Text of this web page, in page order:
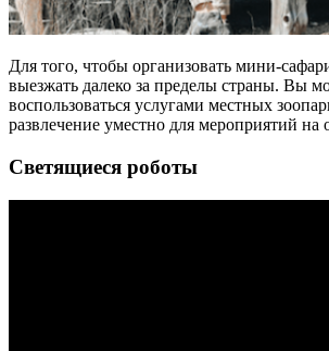
Для того, чтобы организовать мини-
выезжать далеко за пределы страны. Вы
воспользоваться услугами местных
развлечение уместно для мероприятий на
Светящиеся роботы